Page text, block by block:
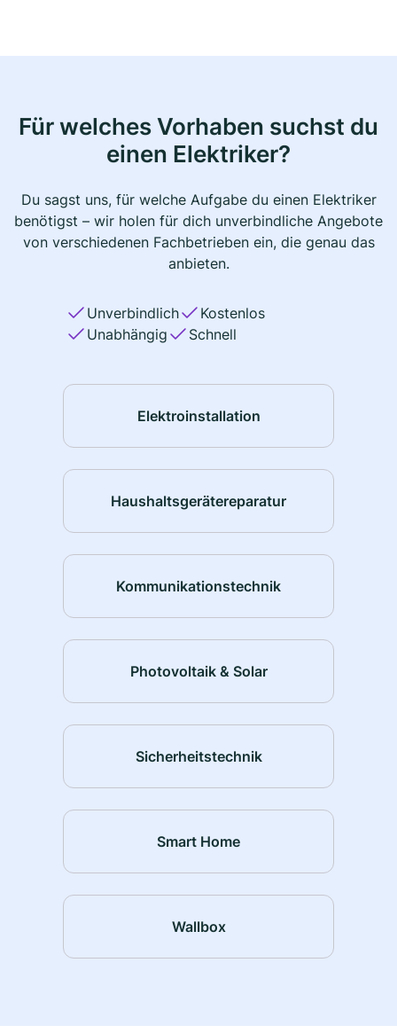
Für welches Vorhaben suchst du
einen Elektriker?
Du sagst uns, für welche Aufgabe du einen Elektriker
benötigst – wir holen für dich unverbindliche Angebote
von verschiedenen Fachbetrieben ein, die genau das
anbieten.
Unverbindlich
Kostenlos
Unabhängig
Schnell
Elektroinstallation
Haushaltsgerätereparatur
Kommunikationstechnik
Photovoltaik & Solar
Sicherheitstechnik
Smart Home
Wallbox